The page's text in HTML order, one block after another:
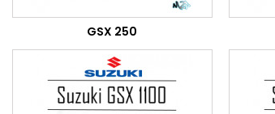
GSX 250